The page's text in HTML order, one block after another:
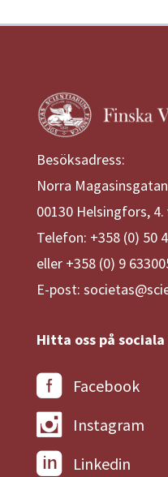
Besöksadress:
Norra
00130 Helsingfors, 4.
Telefon: +358 (0) 50
eller +358 (0) 9
E-post:
Hitta oss på
Facebook
Instagram
Linkedin